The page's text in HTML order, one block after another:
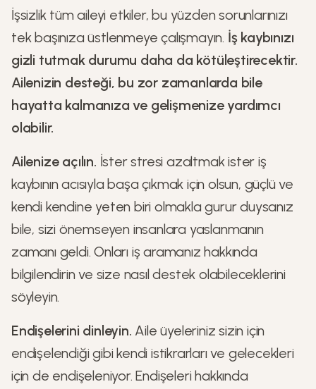
İşsizlik tüm aileyi etkiler, bu yüzden sorunlarınızı
tek başınıza üstlenmeye çalışmayın. İş kaybınızı
gizli tutmak durumu daha da kötüleştirecektir.
Ailenizin desteği, bu zor zamanlarda bile
hayatta kalmanıza ve gelişmenize yardımcı
olabilir.
Ailenize açılın. İster stresi azaltmak ister iş
kaybının acısıyla başa çıkmak için olsun, güçlü ve
kendi kendine yeten biri olmakla gurur duysanız
bile, sizi önemseyen insanlara yaslanmanın
zamanı geldi. Onları iş aramanız hakkında
bilgilendirin ve size nasıl destek olabileceklerini
söyleyin.
Endişelerini dinleyin. Aile üyeleriniz sizin için
endişelendiği gibi kendi istikrarları ve gelecekleri
için de endişeleniyor. Endişeleri hakkında